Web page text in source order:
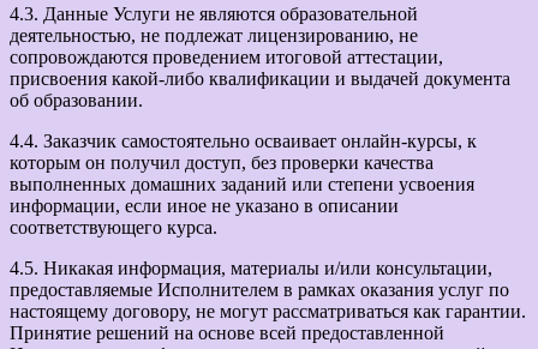
4.3. Данные Услуги не являются образовательной
деятельностью, не подлежат лицензированию, не
сопровождаются проведением итоговой аттестации,
присвоения какой-либо квалификации и выдачей документа
об образовании.
4.4. Заказчик самостоятельно осваивает онлайн-курсы, к
которым он получил доступ, без проверки качества
выполненных домашних заданий или степени усвоения
информации, если иное не указано в описании
соответствующего курса.
4.5. Никакая информация, материалы и/или консультации,
предоставляемые Исполнителем в рамках оказания услуг по
настоящему договору, не могут рассматриваться как гарантии.
Принятие решений на основе всей предоставленной